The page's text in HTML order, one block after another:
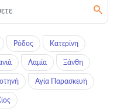
Ρόδος Κατερίνη
Λαμία Ξάνθη
Αγία Παρασκευή